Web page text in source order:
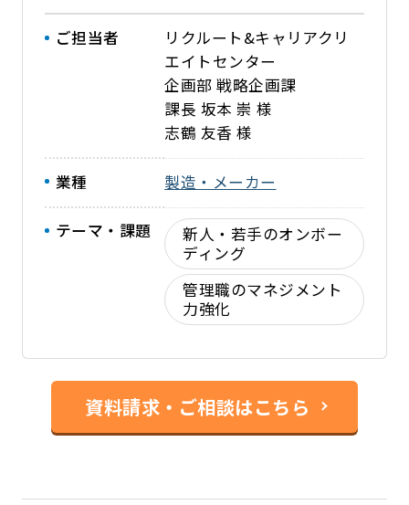
ご担当者
リクルート&キャリアクリ
エイトセンター
企画部 戦略企画課
課長 坂本 崇 様
志鶴 友香 様
業種 製造・メーカー
テーマ・課題
新人・若手のオンボー
ディング
管理職のマネジメント
力強化
資料請求・ご相談はこちら